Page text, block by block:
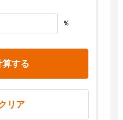
％
算する
リア